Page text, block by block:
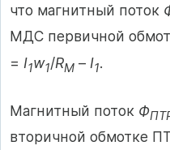
что магнитный поток
МДС первичной
= I1w1/RM – I1.
Магнитный поток Ф
вторичной обмотке